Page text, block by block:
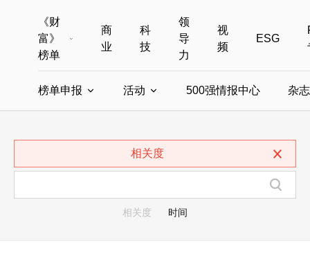
《财
富》
榜单
全部榜单
中国最具影响力商界女性
商
业
科
技
领
导
力
视
频
ESG
榜单申报 活动 500强情报中心 杂
相关度
相关度 时间